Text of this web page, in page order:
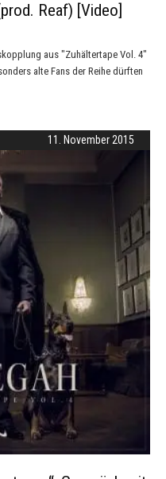
Reaf) [Video]
aus "Zuhältertape Vol. 4"
alte Fans der Reihe dürften
11. November 2015